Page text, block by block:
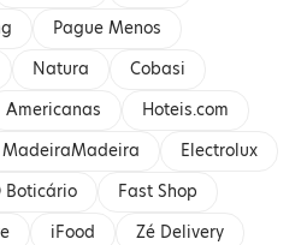
Pague Menos
Natura
Cobasi
Americanas
Hoteis.com
MadeiraMadeira
Electrolux
Boticário
Fast Shop
iFood
Zé Delivery